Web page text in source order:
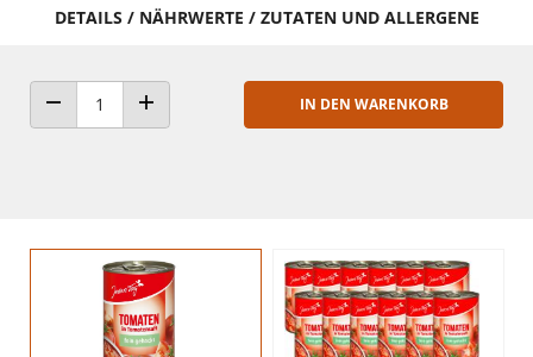
DETAILS / NÄHRWERTE / ZUTATEN UND ALLERGENE
ANZAHL VERRINGERNANZAHL ERHÖHEN
IN DEN WARENKORB